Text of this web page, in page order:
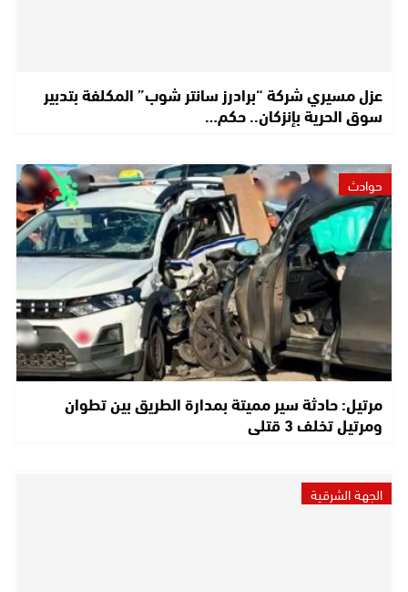
عزل مسيري شركة “برادرز سانتر شوب” المكلفة بتدبير
سوق الحرية بإنزكان.. حكم…
حوادث
مرتيل: حادثة سير مميتة بمدارة الطريق بين تطوان
ومرتيل تخلف 3 قتلى
الجهة الشرقية